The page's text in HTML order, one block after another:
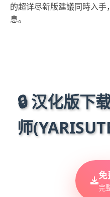
的超详尽新版建議同時入手
息。
🔒 汉化版下
师
免
完